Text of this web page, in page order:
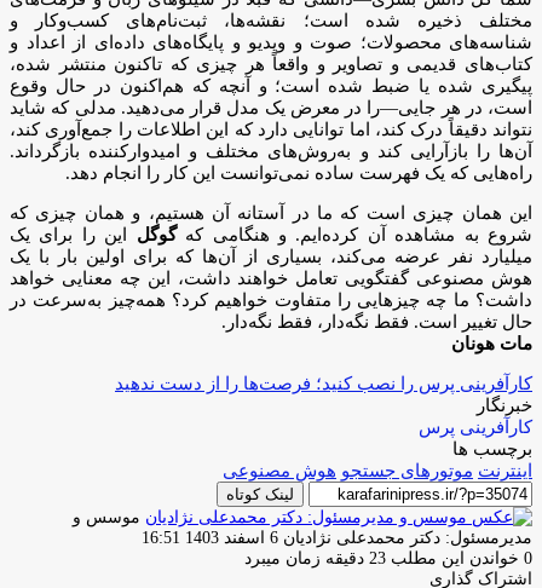
مختلف ذخیره شده است؛ نقشه‌ها، ثبت‌نام‌های کسب‌وکار و
شناسه‌های محصولات؛ صوت و ویدیو و پایگاه‌های داده‌ای از اعداد و
کتاب‌های قدیمی و تصاویر و واقعاً هر چیزی که تاکنون منتشر شده،
پیگیری شده یا ضبط شده است؛ و آنچه که هم‌اکنون در حال وقوع
است، در هر جایی—را در معرض یک مدل قرار می‌دهید. مدلی که شاید
نتواند دقیقاً درک کند، اما توانایی دارد که این اطلاعات را جمع‌آوری کند،
آن‌ها را بازآرایی کند و به‌روش‌های مختلف و امیدوارکننده بازگرداند.
راه‌هایی که یک فهرست ساده نمی‌توانست این کار را انجام دهد.
این همان چیزی است که ما در آستانه آن هستیم، و همان چیزی که
شروع به مشاهده آن کرده‌ایم. و هنگامی کهگوگل این را برای یک
میلیارد نفر عرضه می‌کند، بسیاری از آن‌ها که برای اولین بار با یک
هوش مصنوعی گفتگویی تعامل خواهند داشت، این چه معنایی خواهد
داشت؟ ما چه چیزهایی را متفاوت خواهیم کرد؟ همه‌چیز به‌سرعت در
حال تغییر است. فقط نگه‌دار، فقط نگه‌دار.
مات هونان
کارآفرینی پرس را نصب کنید؛ فرصت‌ها را از دست ندهید
خبرنگار
کارآفرینی پرس
برچسب ها
اینترنت موتورهای جستجو هوش مصنوعی
لینک کوتاه
موسس و
مدیرمسئول: دکتر محمدعلی نژادیان ارسال
ایمیل
6 اسفند 1403 16:51
0 خواندن این مطلب 23 دقیقه زمان میبرد
اشتراک گذاری